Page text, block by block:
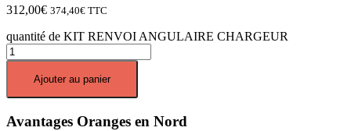
312,00€ 374,40€ TTC
quantité de KIT RENVOI ANGULAIRE CHARGEUR
Ajouter au panier
Avantages Oranges en Nord